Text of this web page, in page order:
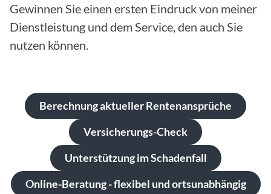
Gewinnen Sie einen ersten Eindruck von meiner
Dienstleistung und dem Service, den auch Sie
nutzen können.
Berechnung aktueller Rentenansprüche
Versicherungs-Check
Unterstützung im Schadenfall
Online-Beratung - flexibel und ortsunabhängig